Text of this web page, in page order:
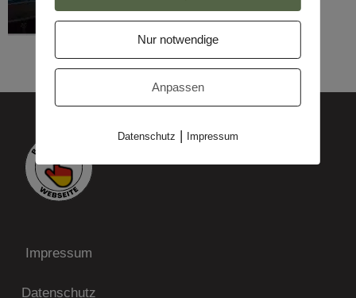
Impressum
Datenschutz
Nur notwendige
Anpassen
Datenschutz | Impressum